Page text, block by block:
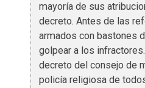
mayoría de sus
decreto. Antes de las
armados con bastones
golpear a los
decreto del consejo de
policía religiosa de